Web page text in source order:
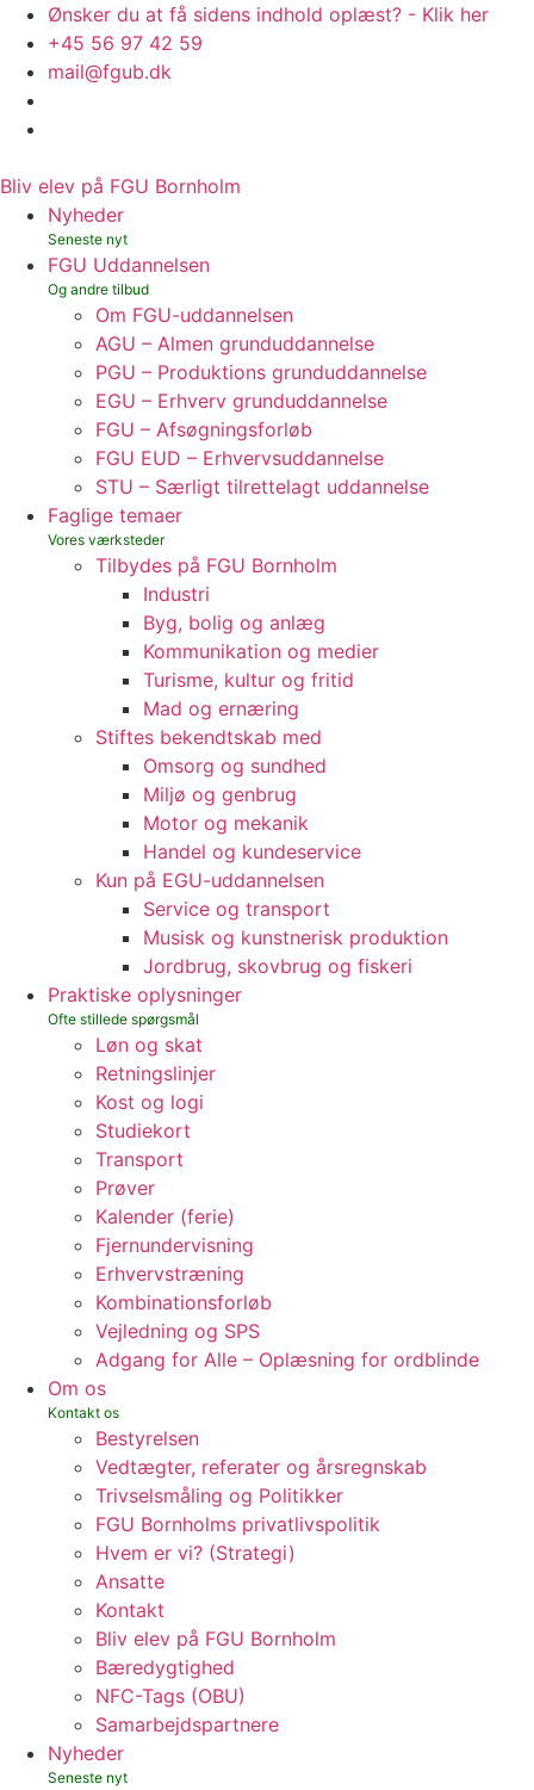
Ønsker du at få sidens indhold oplæst? - Klik her
+45 56 97 42 59
mail@fgub.dk
Bliv elev på FGU Bornholm
Nyheder
FGU Uddannelsen
Om FGU-uddannelsen
AGU – Almen grunduddannelse
PGU – Produktions grunduddannelse
EGU – Erhverv grunduddannelse
FGU – Afsøgningsforløb
FGU EUD – Erhvervsuddannelse
STU – Særligt tilrettelagt uddannelse
Faglige temaer
Tilbydes på FGU Bornholm
Industri
Byg, bolig og anlæg
Kommunikation og medier
Turisme, kultur og fritid
Mad og ernæring
Stiftes bekendtskab med
Omsorg og sundhed
Miljø og genbrug
Motor og mekanik
Handel og kundeservice
Kun på EGU-uddannelsen
Service og transport
Musisk og kunstnerisk produktion
Jordbrug, skovbrug og fiskeri
Praktiske oplysninger
Løn og skat
Retningslinjer
Kost og logi
Studiekort
Transport
Prøver
Kalender (ferie)
Fjernundervisning
Erhvervstræning
Kombinationsforløb
Vejledning og SPS
Adgang for Alle – Oplæsning for ordblinde
Om os
Bestyrelsen
Vedtægter, referater og årsregnskab
Trivselsmåling og Politikker
FGU Bornholms privatlivspolitik
Hvem er vi? (Strategi)
Ansatte
Kontakt
Bliv elev på FGU Bornholm
Bæredygtighed
NFC-Tags (OBU)
Samarbejdspartnere
Nyheder